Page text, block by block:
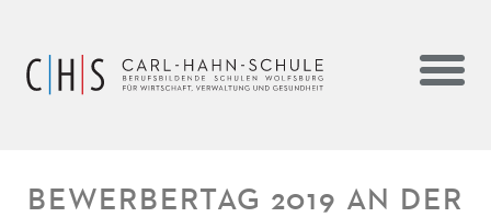
BEWERBERTAG 2019 AN DER